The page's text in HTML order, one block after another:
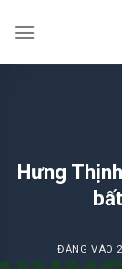
qua
Hưng
ĐĂNG VÀO